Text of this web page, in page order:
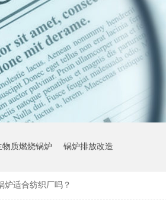
物质燃烧锅炉 锅炉排放改造
炉适合纺织厂吗？